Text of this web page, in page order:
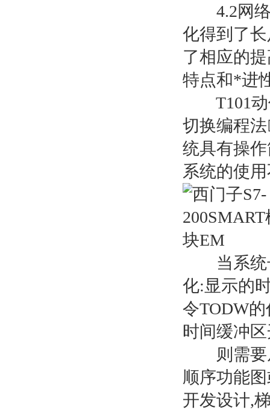
4.2网络
化得到了
了相应的
特点和*进
T101动
切换编程
统具有操
系统的使
当系统长
化:显示的
令TODW
时间缓冲
则需要从
顺序功能
开发设计,